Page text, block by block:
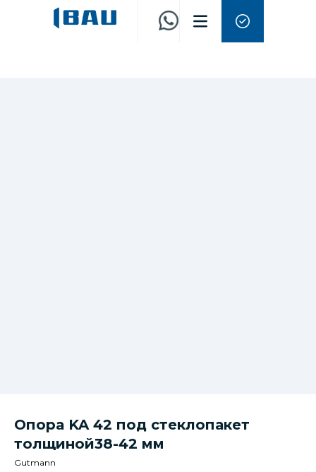
Опора KA 42 под стеклопакет
толщиной38-42 мм
Gutmann